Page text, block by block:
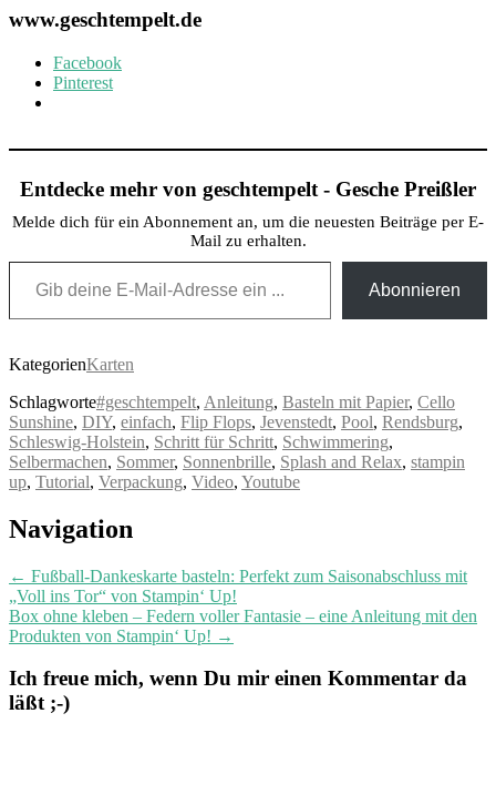
www.geschtempelt.de
Facebook
Pinterest
Entdecke mehr von geschtempelt - Gesche Preißler
Melde dich für ein Abonnement an, um die neuesten Beiträge per E-
Mail zu erhalten.
Gib deine E-Mail-Adresse ein ...
Abonnieren
KategorienKarten
Schlagworte#geschtempelt, Anleitung, Basteln mit Papier, Cello
Sunshine, DIY, einfach, Flip Flops, Jevenstedt, Pool, Rendsburg,
Schleswig-Holstein, Schritt für Schritt, Schwimmering,
Selbermachen, Sommer, Sonnenbrille, Splash and Relax, stampin
up, Tutorial, Verpackung, Video, Youtube
Post
Navigation
← Fußball-Dankeskarte basteln: Perfekt zum Saisonabschluss mit
„Voll ins Tor“ von Stampin‘ Up!
Box ohne kleben – Federn voller Fantasie – eine Anleitung mit den
Produkten von Stampin‘ Up! →
Ich freue mich, wenn Du mir einen Kommentar da
läßt ;-)